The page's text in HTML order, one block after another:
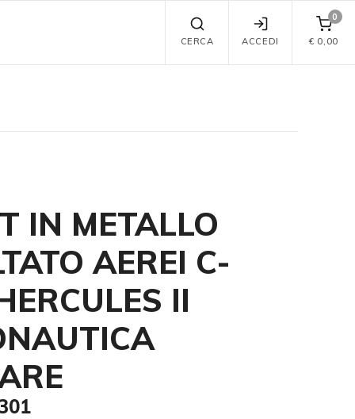
CERCA ACCEDI
0
€ 0,00
IN METALLO
AEREI C-
II